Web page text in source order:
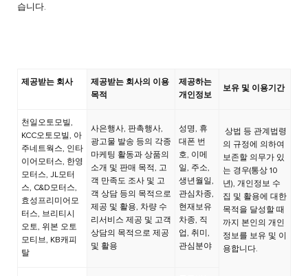
습니다.
제공받는 회사
제공받는 회사의 이용
목적
제공하는
개인정보
보유 및 이용기간
천일오토모빌,
KCC오토모빌, 아
주네트웍스, 인타
이어모터스, 한영
모터스, JL모터
스, C&D모터스,
효성프리미어모
터스, 브리티시
오토, 위본 오토
모티브, KB캐피
탈
사은행사, 판촉행사,
광고물 발송 등의 각종
마케팅 활동과 상품의
소개 및 판매 목적, 고
객 만족도 조사 및 고
객 상담 등의 목적으로
제공 및 활용, 차량 수
리서비스 제공 및 고객
상담의 목적으로 제공
및 활용
성명, 휴
대폰 번
호, 이메
일, 주소,
생년월일,
관심차종,
현재보유
차종, 직
업, 취미,
관심분야
상법 등 관계법령
의 규정에 의하여
보존할 의무가 있
는 경우(통상 10
년), 개인정보 수
집 및 활용에 대한
목적을 달성할 때
까지 본인의 개인
정보를 보유 및 이
용합니다.